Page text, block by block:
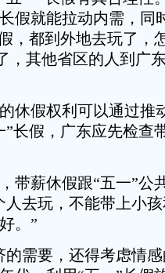
假就能拉动内需，同
，都到外地去玩了，
，其他省区的人到广
假权利可以通过推
长假，广东应先检查
薪休假跟“五一”公
人去玩，不能带上小
。”
需要，还得考虑情感